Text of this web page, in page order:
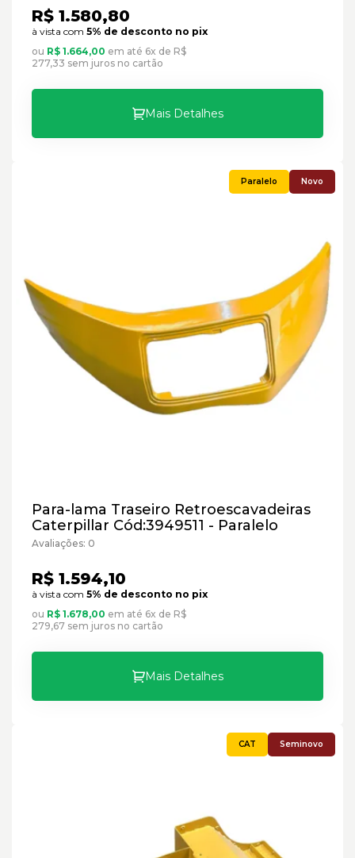
R$ 1.580,80
à vista com 5% de desconto no pix
ou R$ 1.664,00 em até 6x de R$
277,33 sem juros no cartão
Mais Detalhes
Novo
Para-lama Traseiro Retroescavadeiras
Caterpillar Cód:3949511 - Paralelo
Avaliações: 0
R$ 1.594,10
à vista com 5% de desconto no pix
ou R$ 1.678,00 em até 6x de R$
279,67 sem juros no cartão
Mais Detalhes
Seminovo